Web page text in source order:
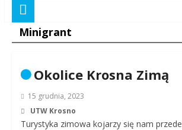
Minigrant
Okolice Krosna Zimą
15 grudnia, 2023
UTW Krosno
Turystyka zimowa kojarzy się nam przede